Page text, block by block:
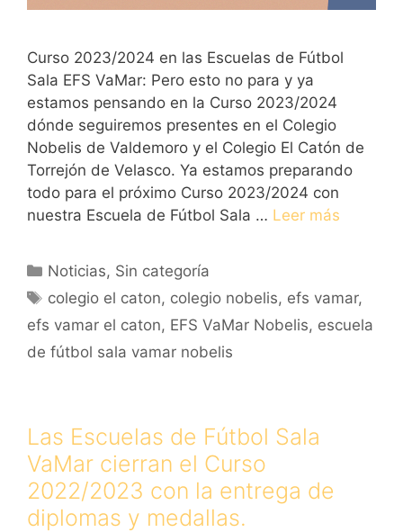
Curso 2023/2024 en las Escuelas de Fútbol
Sala EFS VaMar: Pero esto no para y ya
estamos pensando en la Curso 2023/2024
dónde seguiremos presentes en el Colegio
Nobelis de Valdemoro y el Colegio El Catón de
Torrejón de Velasco. Ya estamos preparando
todo para el próximo Curso 2023/2024 con
nuestra Escuela de Fútbol Sala … Leer más
Categorías
Noticias, Sin categoría
Etiquetas
colegio el caton, colegio nobelis, efs vamar,
efs vamar el caton, EFS VaMar Nobelis, escuela
de fútbol sala vamar nobelis
Las Escuelas de Fútbol Sala
VaMar cierran el Curso
2022/2023 con la entrega de
diplomas y medallas.